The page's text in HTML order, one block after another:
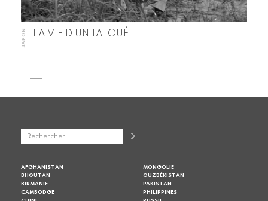
JAPON LA VIE D’UN TATOUÉ
AFGHANISTAN
BHOUTAN
BIRMANIE
CAMBODGE
MONGOLIE
OUZBÉKISTAN
PAKISTAN
PHILIPPINES